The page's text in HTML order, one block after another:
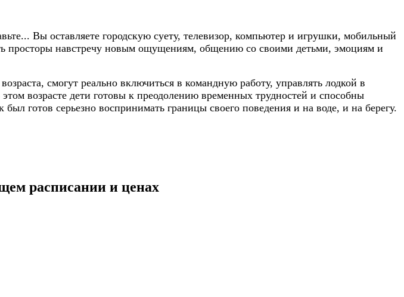
Вы оставляете городскую суету, телевизор, компьютер и игрушки, мобильный
просторы навстречу новым ощущениям, общению со своими детьми, эмоциям и
смогут реально включиться в командную работу, управлять лодкой в
возрасте дети готовы к преодолению временных трудностей и способны
готов серьезно воспринимать границы своего поведения и на воде, и на берегу.
расписании и ценах